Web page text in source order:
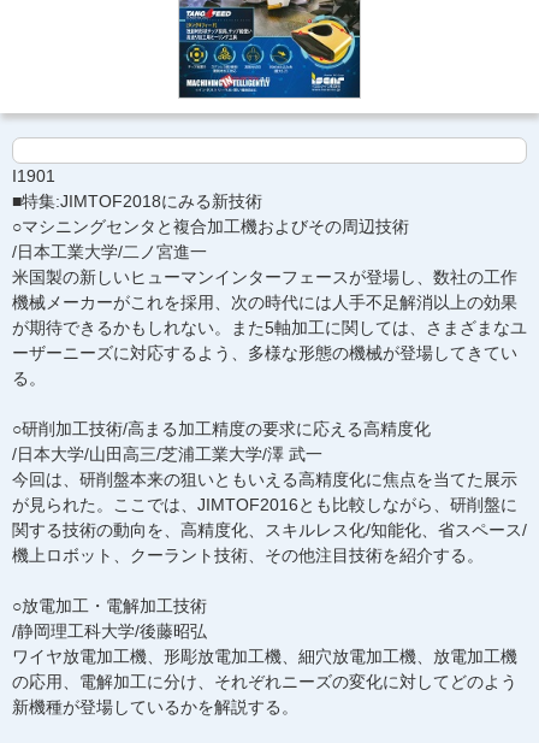
I1901
■特集:JIMTOF2018にみる新技術
○マシニングセンタと複合加工機およびその周辺技術
/日本工業大学/二ノ宮進一
米国製の新しいヒューマンインターフェースが登場し、数社の工作
機械メーカーがこれを採用、次の時代には人手不足解消以上の効果
が期待できるかもしれない。また5軸加工に関しては、さまざまなユ
ーザーニーズに対応するよう、多様な形態の機械が登場してきてい
る。
○研削加工技術/高まる加工精度の要求に応える高精度化
/日本大学/山田高三/芝浦工業大学/澤 武一
今回は、研削盤本来の狙いともいえる高精度化に焦点を当てた展示
が見られた。ここでは、JIMTOF2016とも比較しながら、研削盤に
関する技術の動向を、高精度化、スキルレス化/知能化、省スペース/
機上ロボット、クーラント技術、その他注目技術を紹介する。
○放電加工・電解加工技術
/静岡理工科大学/後藤昭弘
ワイヤ放電加工機、形彫放電加工機、細穴放電加工機、放電加工機
の応用、電解加工に分け、それぞれニーズの変化に対してどのよう
新機種が登場しているかを解説する。